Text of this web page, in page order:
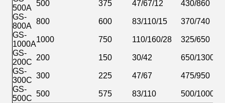
500A
500 375 47/67/12
430/860
GS-
800A
800 600 83/110/15
370/740
GS-
1000A
1000 750 110/160/28
325/650
GS-
200C
200 150 30/42
650/1300
GS-
300C
300 225 47/67
475/950
GS-
500C
500 575 83/110 500/1000